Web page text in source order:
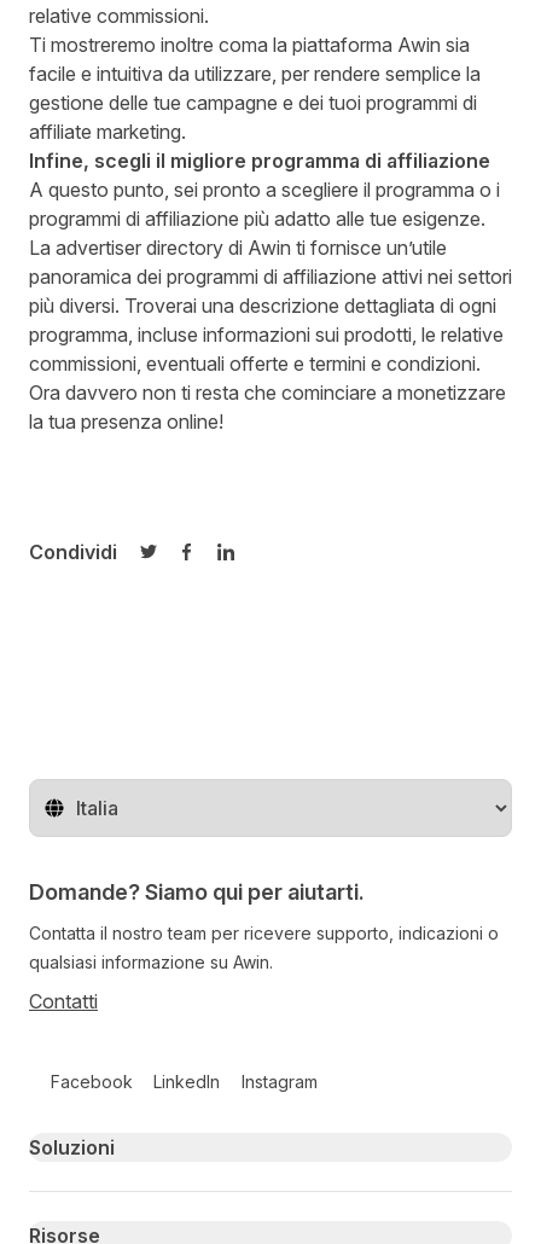
relative commissioni.
Ti mostreremo inoltre coma la piattaforma Awin sia
facile e intuitiva da utilizzare, per rendere semplice la
gestione delle tue campagne e dei tuoi programmi di
affiliate marketing.
Infine, scegli il migliore programma di affiliazione
A questo punto, sei pronto a scegliere il programma o i
programmi di affiliazione più adatto alle tue esigenze.
La advertiser directory di Awin ti fornisce un’utile
panoramica dei programmi di affiliazione attivi nei settori
più diversi. Troverai una descrizione dettagliata di ogni
programma, incluse informazioni sui prodotti, le relative
commissioni, eventuali offerte e termini e condizioni.
Ora davvero non ti resta che cominciare a monetizzare
la tua presenza online!
Condividi
Condividi su Twitter
Condividi su Facebook
Condividi su LinkedIn
Cambia regione
Domande? Siamo qui per aiutarti.
Contatta il nostro team per ricevere supporto, indicazioni o
qualsiasi informazione su Awin.
Contatti
Facebook LinkedIn Instagram
Primary footer navigation
Soluzioni
Risorse